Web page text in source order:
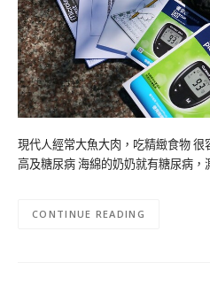
現代人經常大魚大肉，吃精緻食物
高及糖尿病 海綿的奶奶就有糖尿病
CONTINUE READING